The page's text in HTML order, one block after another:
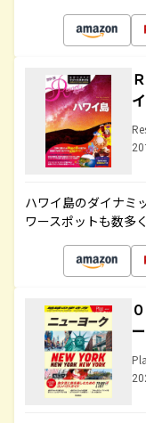
ハワイ島のダイナミ
ワースポットも数多